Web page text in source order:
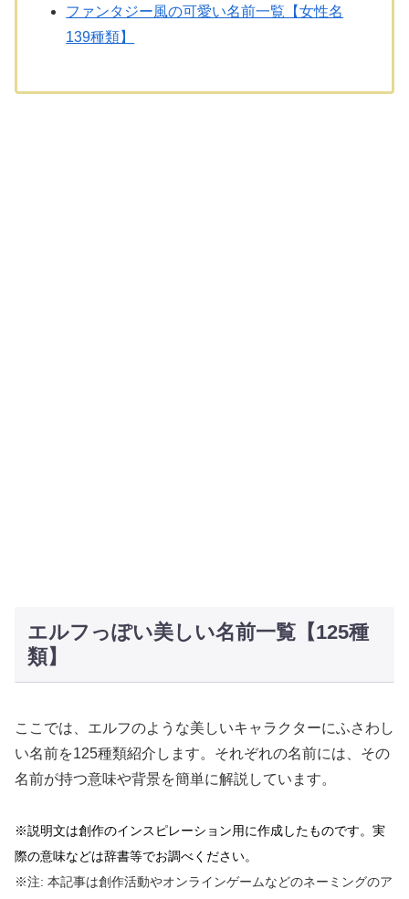
ファンタジー風の可愛い名前一覧【女性名
139種類】
エルフっぽい美しい名前一覧【125種
類】
ここでは、エルフのような美しいキャラクターにふさわし
い名前を125種類紹介します。それぞれの名前には、その
名前が持つ意味や背景を簡単に解説しています。
※説明文は創作のインスピレーション用に作成したものです。実
際の意味などは辞書等でお調べください。
※注: 本記事は創作活動やオンラインゲームなどのネーミングのア